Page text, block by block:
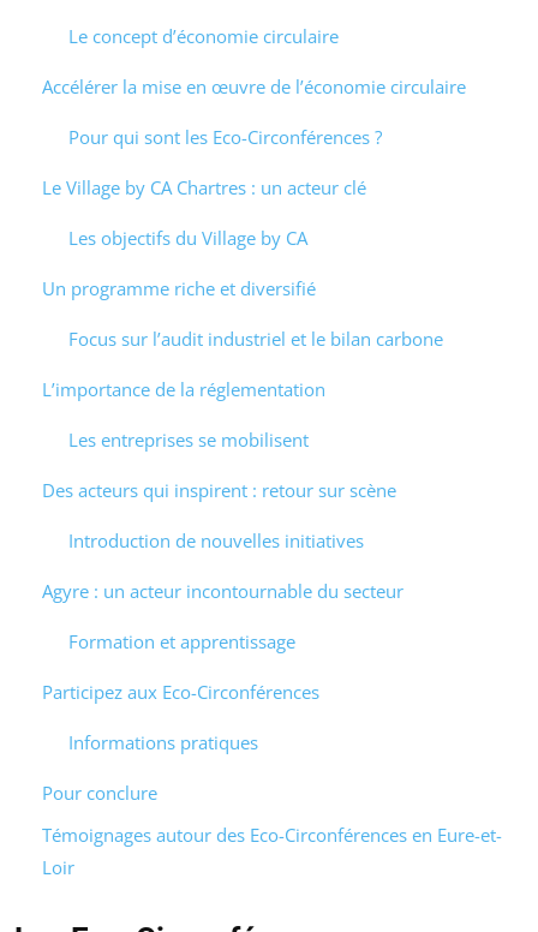
Le concept d’économie circulaire
Accélérer la mise en œuvre de l’économie circulaire
Pour qui sont les Eco-Circonférences ?
Le Village by CA Chartres : un acteur clé
Les objectifs du Village by CA
Un programme riche et diversifié
Focus sur l’audit industriel et le bilan carbone
L’importance de la réglementation
Les entreprises se mobilisent
Des acteurs qui inspirent : retour sur scène
Introduction de nouvelles initiatives
Agyre : un acteur incontournable du secteur
Formation et apprentissage
Participez aux Eco-Circonférences
Informations pratiques
Pour conclure
Témoignages autour des Eco-Circonférences en Eure-et-
Loir